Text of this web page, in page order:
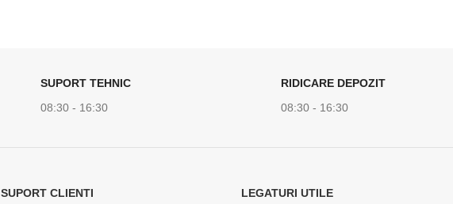
SUPORT TEHNIC
08:30 - 16:30
RIDICARE DEPOZIT
08:30 - 16:30
SUPORT CLIENTI LEGATURI UTILE